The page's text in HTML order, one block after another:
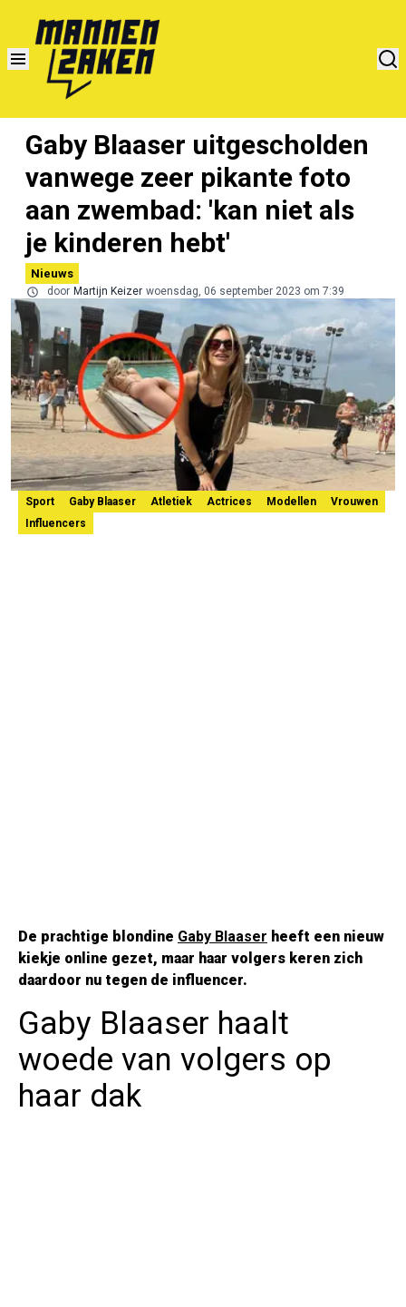
Gaby Blaaser uitgescholden
vanwege zeer pikante foto
aan zwembad: 'kan niet als
je kinderen hebt'
Nieuws
door Martijn Keizer woensdag, 06 september 2023 om 7:39
Sport Gaby Blaaser Atletiek Actrices Modellen
Vrouwen
Influencers
De prachtige blondine Gaby Blaaser heeft een nieuw
kiekje online gezet, maar haar volgers keren zich
daardoor nu tegen de influencer.
Gaby Blaaser haalt
woede van volgers op
haar dak